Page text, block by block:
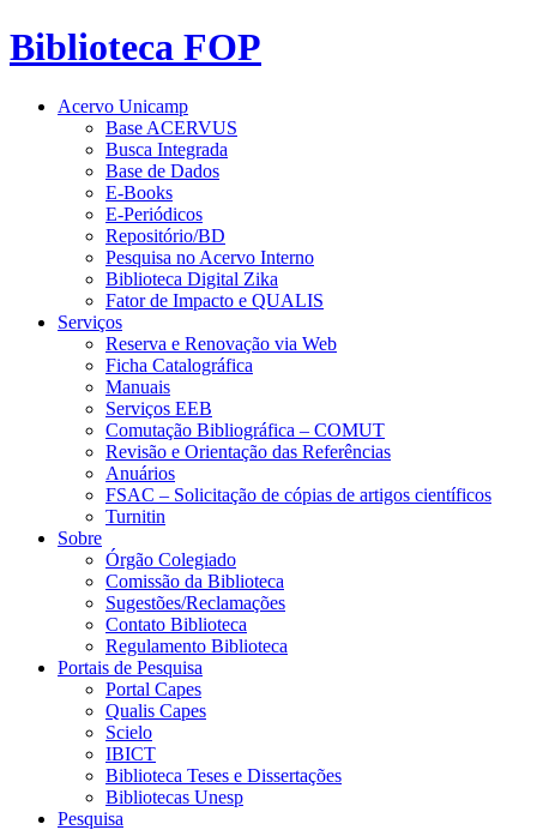
Biblioteca FOP
Acervo Unicamp
Base ACERVUS
Busca Integrada
Base de Dados
E-Books
E-Periódicos
Repositório/BD
Pesquisa no Acervo Interno
Biblioteca Digital Zika
Fator de Impacto e QUALIS
Serviços
Reserva e Renovação via Web
Ficha Catalográfica
Manuais
Serviços EEB
Comutação Bibliográfica – COMUT
Revisão e Orientação das Referências
Anuários
FSAC – Solicitação de cópias de artigos científicos
Turnitin
Sobre
Órgão Colegiado
Comissão da Biblioteca
Sugestões/Reclamações
Contato Biblioteca
Regulamento Biblioteca
Portais de Pesquisa
Portal Capes
Qualis Capes
Scielo
IBICT
Biblioteca Teses e Dissertações
Bibliotecas Unesp
Pesquisa